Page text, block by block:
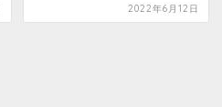
2022年6月12日